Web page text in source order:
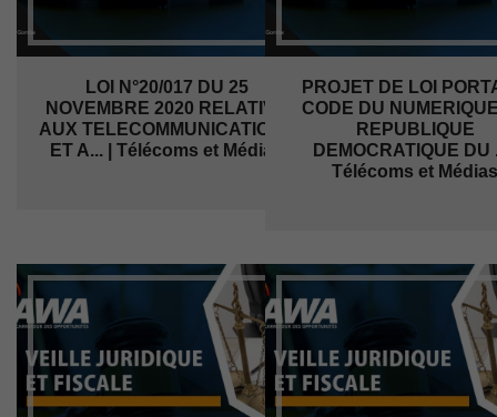
LOI N°20/017 DU 25
NOVEMBRE 2020 RELATIVE
AUX TELECOMMUNICATIONS
ET A... | Télécoms et Médias
PROJET DE LOI
CODE DU
REPUBLIQUE
DEMOCRATIQUE DU
Télécoms et Médias